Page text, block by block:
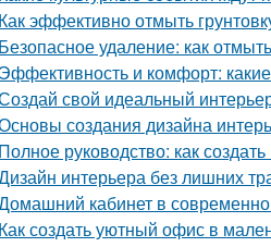
Как эффективно отмыть
Безопасное удаление: как
Эффективность и комфорт:
свой идеальный
создания дизайна
Полное руководство: как
интерьера без лишних
кабинет в
Как создать уютный офис в